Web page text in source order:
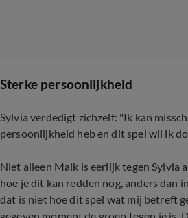
Sterke persoonlijkheid
Sylvia verdedigt zichzelf: "Ik kan
persoonlijkheid heb en dit spel wil ik
Niet alleen Maik is eerlijk tegen Sylvia
hoe je dit kan redden nog, anders dan
dat is niet hoe dit spel wat mij betreft